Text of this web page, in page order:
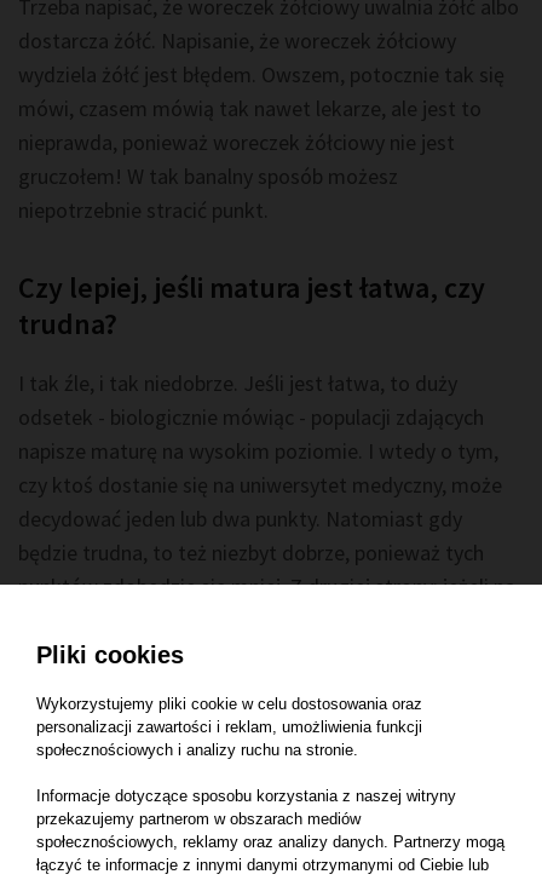
Trzeba napisać, że woreczek żółciowy uwalnia żółć albo
dostarcza żółć. Napisanie, że woreczek żółciowy
wydziela żółć jest błędem. Owszem, potocznie tak się
mówi, czasem mówią tak nawet lekarze, ale jest to
nieprawda, ponieważ woreczek żółciowy nie jest
gruczołem! W tak banalny sposób możesz
niepotrzebnie stracić punkt.
Czy lepiej, jeśli matura jest łatwa, czy
trudna?
I tak źle, i tak niedobrze. Jeśli jest łatwa, to duży
odsetek - biologicznie mówiąc - populacji zdających
napisze maturę na wysokim poziomie. I wtedy o tym,
czy ktoś dostanie się na uniwersytet medyczny, może
decydować jeden lub dwa punkty. Natomiast gdy
będzie trudna, to też niezbyt dobrze, ponieważ tych
punktów zdobędzie się mniej. Z drugiej strony: jeżeli na
inni napiszą źle, zyskasz przewagę.
Pamiętaj, że arkusz maturalny nie składa się wyłącznie
z trudnych pytań. Zawsze znajdziesz w nim wiele zadań
z biologii marzą o uniwersytetach medycznych, na
których wymagania są mocno wyśrubowane.
Pliki cookies
Wykorzystujemy pliki cookie w celu dostosowania oraz
personalizacji zawartości i reklam, umożliwienia funkcji
społecznościowych i analizy ruchu na stronie.
Informacje dotyczące sposobu korzystania z naszej witryny
przekazujemy partnerom w obszarach mediów
społecznościowych, reklamy oraz analizy danych. Partnerzy mogą
łączyć te informacje z innymi danymi otrzymanymi od Ciebie lub